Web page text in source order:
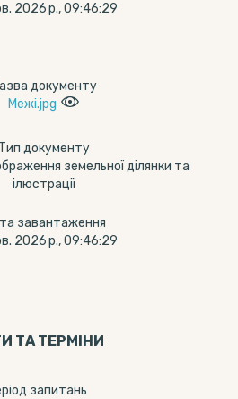
2026 р., 09:46:29
документу
Межі.jpg
Тип документу
земельної ділянки та
ілюстрації
завантаження
2026 р., 09:46:29
ТА ТЕРМIНИ
запитань